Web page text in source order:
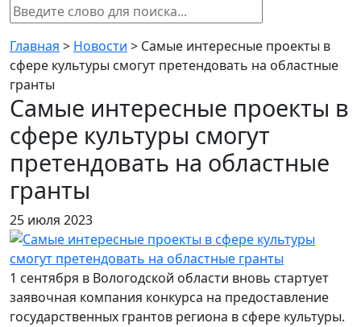
Главная > Новости > Самые интересные проекты в
сфере культуры смогут претендовать на областные
гранты
Самые интересные проекты в
сфере культуры смогут
претендовать на областные
гранты
25 июля 2023
1 сентября в Вологодской области вновь стартует
заявочная компания конкурса на предоставление
государственных грантов региона в сфере культуры.